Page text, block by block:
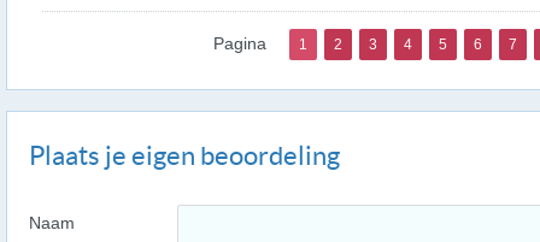
Pagina 1 2 3 4 5 6 7
Plaats je eigen beoordeling
Naam